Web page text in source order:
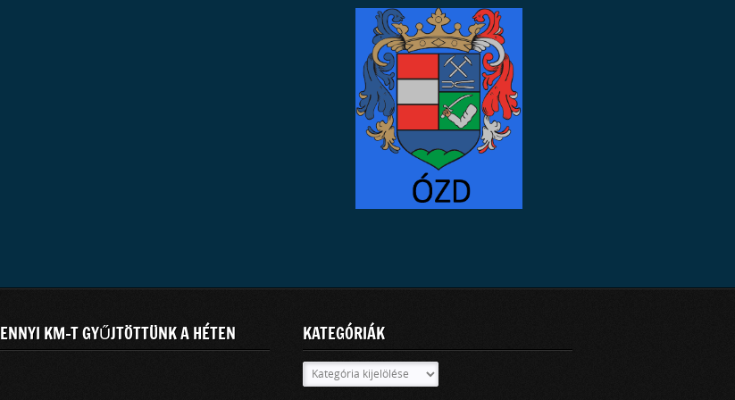
ENNYI KM-T GYŰJTÖTTÜNK A HÉTEN KATEGÓRIÁK
Kategóriák